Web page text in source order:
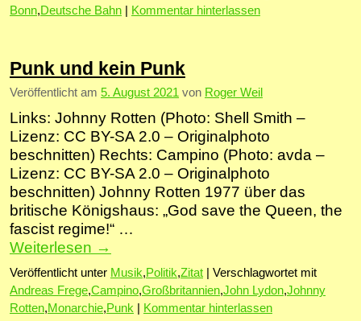
Bonn,Deutsche Bahn Kommentar hinterlassen
Punk und kein Punk
Veröffentlicht am 5. August 2021 von Roger Weil
Links: Johnny Rotten (Photo: Shell Smith –
Lizenz: CC BY-SA 2.0 – Originalphoto
beschnitten) Rechts: Campino (Photo: avda –
Lizenz: CC BY-SA 2.0 – Originalphoto
beschnitten) Johnny Rotten 1977 über das
britische Königshaus: „God save the Queen, the
fascist regime!“ …
Weiterlesen →
Veröffentlicht unter Musik,Politik,Zitat
Verschlagwortet mit
Andreas Frege,Campino,Großbritannien,John Lydon,Johnny
Rotten,Monarchie,Punk Kommentar hinterlassen